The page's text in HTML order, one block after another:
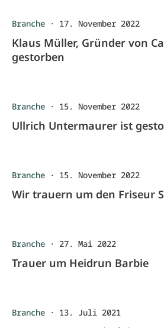
Branche · 17. November 2022
Klaus Müller, Gründer von
gestorben
Branche · 15. November 2022
Ullrich Untermaurer ist
Branche · 15. November 2022
Wir trauern um den Friseur
Branche · 27. Mai 2022
Trauer um Heidrun Barbie
Branche · 13. Juli 2021